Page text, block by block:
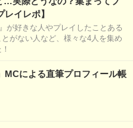
イレポ】
が好きな人やプレイしたことある
がない人など、様々な4人を集め
MCによる直筆プロフィール帳